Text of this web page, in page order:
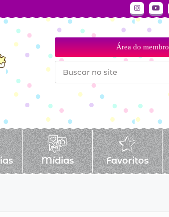
Área do membro
Mídias Favoritos